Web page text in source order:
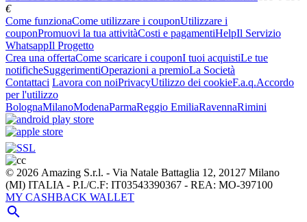
€
Come funzionaCome utilizzare i couponUtilizzare i
couponPromuovi la tua attivitàCosti e pagamentiHelpIl Servizio
WhatsappIl Progetto
Crea una offertaCome scaricare i couponI tuoi acquistiLe tue
notificheSuggerimentiOperazioni a premioLa Società
Contattaci Lavora con noiPrivacyUtilizzo dei cookieF.a.q.Accordo
per l'utilizzo
BolognaMilanoModenaParmaReggio EmiliaRavennaRimini
© 2026 Amazing S.r.l. - Via Natale Battaglia 12, 20127 Milano
(MI) ITALIA - P.I./C.F: IT03543390367 - REA: MO-397100
MY CASHBACK WALLET
